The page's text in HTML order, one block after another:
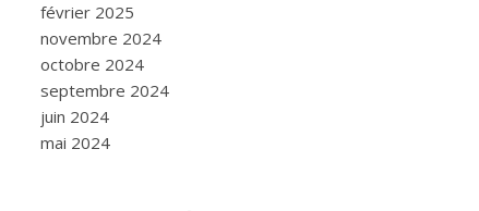
février 2025
novembre 2024
octobre 2024
septembre 2024
juin 2024
mai 2024